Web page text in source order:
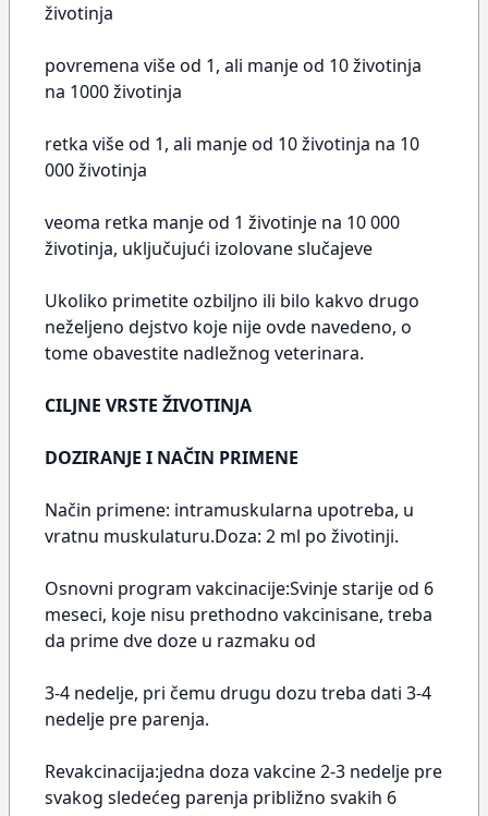
životinja
povremena više od 1, ali manje od 10 životinja
na 1000 životinja
retka više od 1, ali manje od 10 životinja na 10
000 životinja
veoma retka manje od 1 životinje na 10 000
životinja, uključujući izolovane slučajeve
Ukoliko primetite ozbiljno ili bilo kakvo drugo
neželjeno dejstvo koje nije ovde navedeno, o
tome obavestite nadležnog veterinara.
CILJNE VRSTE ŽIVOTINJA
DOZIRANJE I NAČIN PRIMENE
Način primene: intramuskularna upotreba, u
vratnu muskulaturu.Doza: 2 ml po životinji.
Osnovni program vakcinacije:Svinje starije od 6
meseci, koje nisu prethodno vakcinisane, treba
da prime dve doze u razmaku od
3-4 nedelje, pri čemu drugu dozu treba dati 3-4
nedelje pre parenja.
Revakcinacija:jedna doza vakcine 2-3 nedelje pre
svakog sledećeg parenja približno svakih 6